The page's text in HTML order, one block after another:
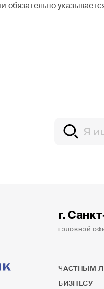
обязательно
г.
ГОЛОВНОЙ
ЧАСТНЫМ
БИЗНЕСУ